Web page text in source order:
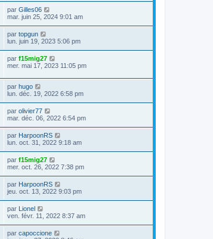
par Gilles06
mar. juin 25, 2024 9:01 am
par topgun
lun. juin 19, 2023 5:06 pm
par f15mig27
mer. mai 17, 2023 11:05 pm
par hugo
lun. déc. 19, 2022 6:58 pm
par olivier77
mar. déc. 06, 2022 6:54 pm
par HarpoonRS
lun. oct. 31, 2022 9:18 am
par f15mig27
mer. oct. 26, 2022 7:38 pm
par HarpoonRS
jeu. oct. 13, 2022 9:03 pm
par Lionel
ven. févr. 11, 2022 8:37 am
par capoccione